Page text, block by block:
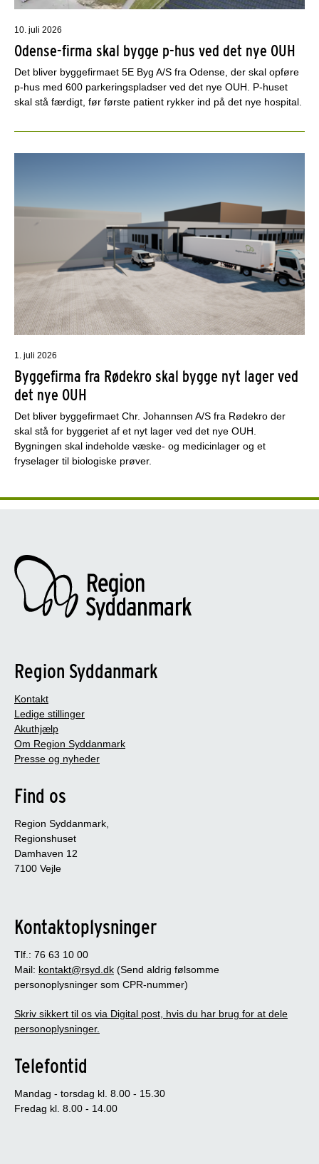
10. juli 2026
Odense-firma skal bygge p-hus ved det nye OUH
Det bliver byggefirmaet 5E Byg A/S fra Odense, der skal opføre
p-hus med 600 parkeringspladser ved det nye OUH. P-huset
skal stå færdigt, før første patient rykker ind på det nye hospital.
1. juli 2026
Byggefirma fra Rødekro skal bygge nyt lager ved
det nye OUH
Det bliver byggefirmaet Chr. Johannsen A/S fra Rødekro der
skal stå for byggeriet af et nyt lager ved det nye OUH.
Bygningen skal indeholde væske- og medicinlager og et
fryselager til biologiske prøver.
Region Syddanmark
Kontakt
Ledige stillinger
Akuthjælp
Om Region Syddanmark
Presse og nyheder
Find os
Region Syddanmark,
Regionshuset
Damhaven 12
7100 Vejle
Kontaktoplysninger
Tlf.: 76 63 10 00
Mail: kontakt@rsyd.dk (Send aldrig følsomme
personoplysninger som CPR-nummer)
Skriv sikkert til os via Digital post, hvis du har brug for at dele
personoplysninger.
Telefontid
Mandag - torsdag kl. 8.00 - 15.30
Fredag kl. 8.00 - 14.00